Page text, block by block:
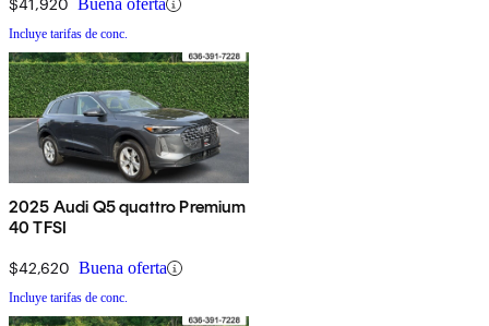
$41,920 Buena oferta
Incluye tarifas de conc.
2025 Audi Q5 quattro Premium
40 TFSI
$42,620 Buena oferta
Incluye tarifas de conc.